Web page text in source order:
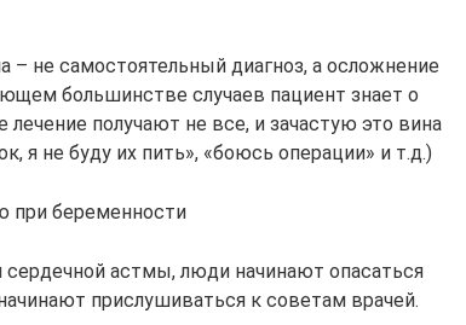
– не самостоятельный диагноз, а осложнение
большинстве случаев пациент знает о
лечение получают не все, и зачастую это вина
я не буду их пить», «боюсь операции» и т.д.)
при беременности
астмы, люди начинают опасаться
прислушиваться к советам врачей.